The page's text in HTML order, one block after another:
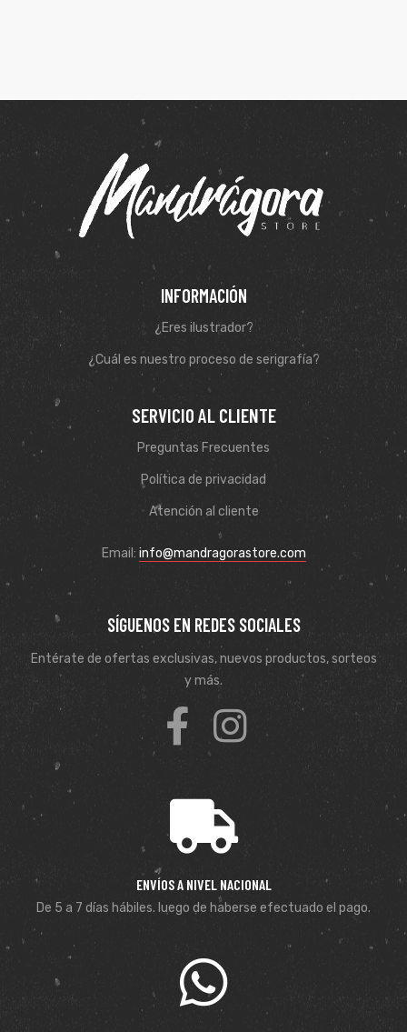
INFORMACIÓN
¿Eres ilustrador?
¿Cuál es nuestro proceso de serigrafía?
SERVICIO AL CLIENTE
Preguntas Frecuentes
Política de privacidad
Atención al cliente
Email: info@mandragorastore.com
SÍGUENOS EN REDES SOCIALES
Entérate de ofertas exclusivas, nuevos productos, sorteos
y más.
ENVÍOS A NIVEL NACIONAL
De 5 a 7 días hábiles. luego de haberse efectuado el pago.